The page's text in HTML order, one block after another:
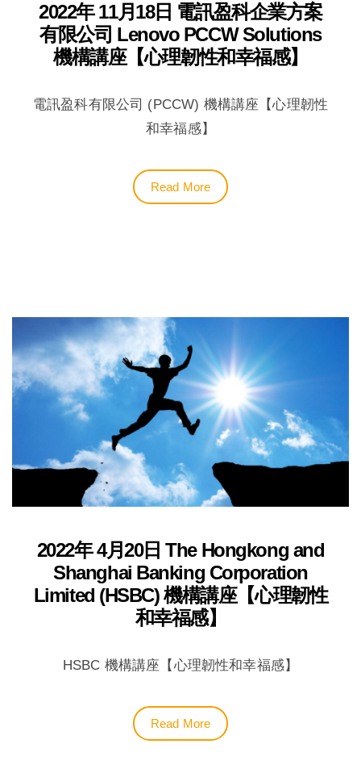
2022年 11月18日 電訊盈科企業方案
有限公司 Lenovo PCCW Solutions
機構講座【心理韌性和幸福感】
電訊盈科有限公司 (PCCW) 機構講座【心理韌性
和幸福感】
Read More
2022年 4月20日 The Hongkong and
Shanghai Banking Corporation
Limited (HSBC) 機構講座【心理韌性
和幸福感】
HSBC 機構講座【心理韌性和幸福感】
Read More